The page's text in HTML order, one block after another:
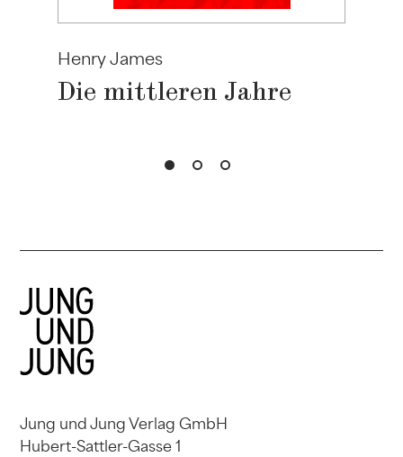
Henry James
Die mittleren Jahre
Jung und Jung Verlag GmbH
Hubert-Sattler-Gasse 1